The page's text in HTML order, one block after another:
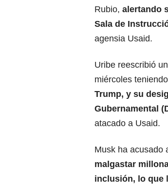
Rubio, alertando
Sala de
agensia Usaid.
Uribe reescribió
miércoles
Trump, y su
Gubernamental
atacado a Usaid.
Musk ha acusado
malgastar
inclusión, lo que